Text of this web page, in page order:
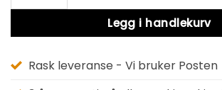
Legg i handlekurv
Rask leveranse - Vi bruker Posten